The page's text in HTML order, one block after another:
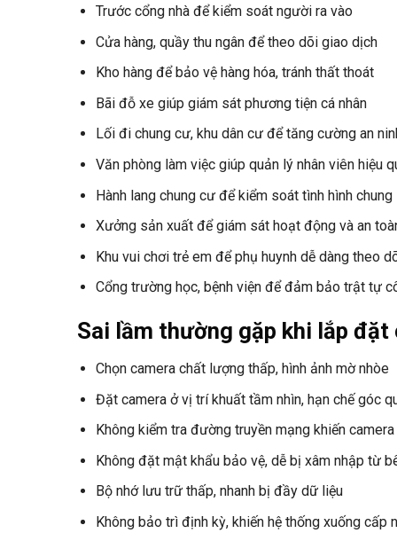
Trước cổng nhà để kiểm soát người ra vào
Cửa hàng, quầy thu ngân để theo dõi giao dịch
Kho hàng để bảo vệ hàng hóa, tránh thất thoát
Bãi đỗ xe giúp giám sát phương tiện cá nhân
Lối đi chung cư, khu dân cư để tăng cường an
Văn phòng làm việc giúp quản lý nhân viên hiệu
Hành lang chung cư để kiểm soát tình hình chung
Xưởng sản xuất để giám sát hoạt động và an
Khu vui chơi trẻ em để phụ huynh dễ dàng theo
Cổng trường học, bệnh viện để đảm bảo trật tự
Sai lầm thường gặp khi lắp
Chọn camera chất lượng thấp, hình ảnh mờ nhòe
Đặt camera ở vị trí khuất tầm nhìn, hạn chế góc
Không kiểm tra đường truyền mạng khiến
Không đặt mật khẩu bảo vệ, dễ bị xâm nhập từ
Bộ nhớ lưu trữ thấp, nhanh bị đầy dữ liệu
Không bảo trì định kỳ, khiến hệ thống xuống cấp